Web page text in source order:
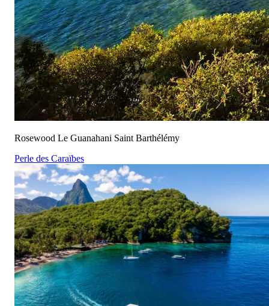
Rosewood Le Guanahani Saint Barthélémy
Perle des Caraïbes